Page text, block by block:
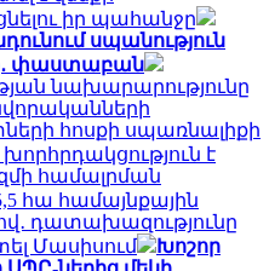
իր պահանջը
սպանություն
փաստաբան
նախարարությունը
հոսքի սպառնալիքի
է
համալրման
հա համայնքային
դատախազությունը
Մասիսում
Խոշոր